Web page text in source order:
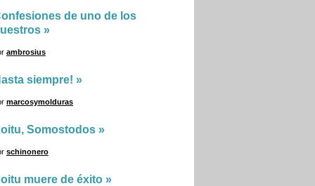
de uno de los
»
ambrosius
siempre! »
marcosymolduras
Somostodos »
schinonero
muere de éxito »